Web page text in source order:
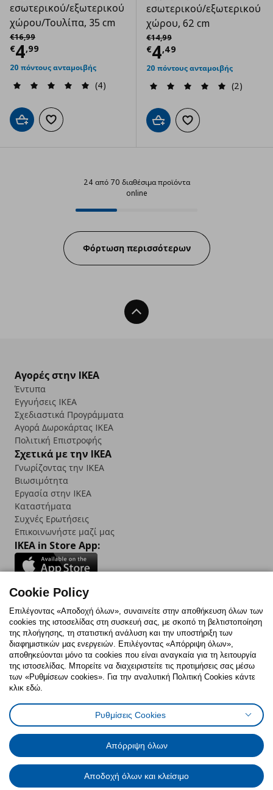
εσωτερικού/εξωτερικού
χώρου/Τουλίπα, 35 cm
€16,99
Αρχική τιμή
€4,99
Τρέχουσα τιμή € 4,99
20 πόντους ανταμοιβής
(4)
Προσθήκη στο καλάθι
Προσθήκη στα αγαπημένα
εσωτερικού/εξωτερικού
χώρου, 62 cm
€14,99
Αρχική τιμή
€4,49
Τρέχουσα
20 πόντους ανταμοιβής
(2)
Προσθήκη στο καλάθι
Προσθήκη στα
24 από 70 διαθέσιμα προϊόντα
online
24 από 70 διαθέσιμα προϊόντα
Progress:
Φόρτωση περισσότερων
Back To Top
Αγορές στην IKEA
Έντυπα
Εγγυήσεις IKEA
Σχεδιαστικά Προγράμματα
Αγορά Δωρoκάρτας IKEA
Πολιτική Επιστροφής
Σχετικά με την IKEA
Γνωρίζοντας την IKEA
Βιωσιμότητα
Εργασία στην IKEA
Καταστήματα
Συχνές Ερωτήσεις
Επικοινωνήστε μαζί μας
IKEA in Store App:
Follow us:
FacebookInstagram
TikTokYoutubePinterestTwitter
Πολιτική CookiesΔήλωση ψηφιακής προσβασιμότητας
Ρυθμίσεις cookiesΌροι Χρήσης
Γενική Πολιτική Προσωπικών Δεδομένων
Πολιτική Προσωπικών Δεδομένων για ΙΚΕΑ.gr
Κώδικας Καταναλωτικής Δεοντολογίας
Cookie Policy
Επιλέγοντας «Αποδοχή όλων», συναινείτε στην αποθήκευση όλων των
cookies της ιστοσελίδας στη συσκευή σας, με σκοπό τη βελτιστοποίηση
της πλοήγησης, τη στατιστική ανάλυση και την υποστήριξη των
διαφημιστικών μας ενεργειών. Επιλέγοντας «Απόρριψη όλων»,
αποθηκεύονται μόνο τα cookies που είναι αναγκαία για τη λειτουργία
της ιστοσελίδας. Μπορείτε να διαχειριστείτε τις προτιμήσεις σας μέσω
των «Ρυθμίσεων cookies». Για την αναλυτική Πολιτική Cookies κάντε
κλικ εδώ.
Ρυθμίσεις Cookies
Απόρριψη όλων
Αποδοχή όλων και κλείσιμο